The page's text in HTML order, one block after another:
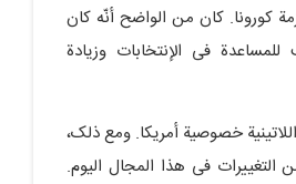
کورونا. کان من الواضح أنّه کان
فی الإنتخابات وزیادة
اللاتینیة خصوصیة أمریکا. ومع ذلک،
فی هذا المجال الیوم.